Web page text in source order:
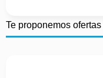
Te proponemos